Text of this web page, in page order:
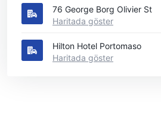
76 George Borg Olivier St
Haritada göster
Hilton Hotel Portomaso
Haritada göster